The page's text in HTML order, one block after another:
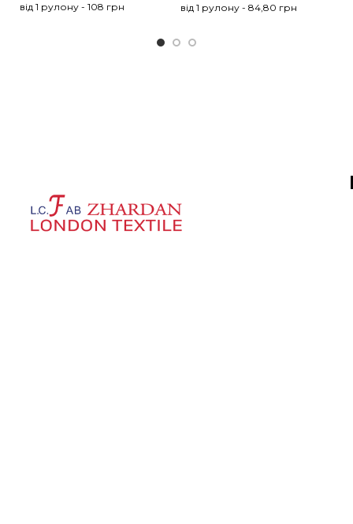
від 1 рулону - 108 грн
від 1 рулону - 84,80 грн